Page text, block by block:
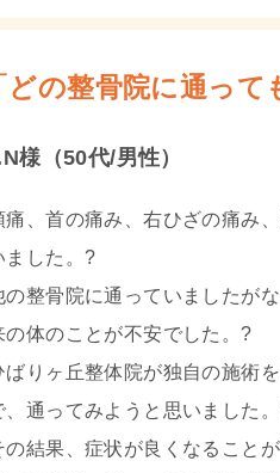
どの整骨院に通って
様（50代/男性）
痛、首の痛み、右ひざの痛み
ました。 ?
の整骨院に通っていましたが
の体のことが不安でした。?
ばりヶ丘整体院が独自の施術
、通ってみようと思いました。
の結果、症状が良くなること